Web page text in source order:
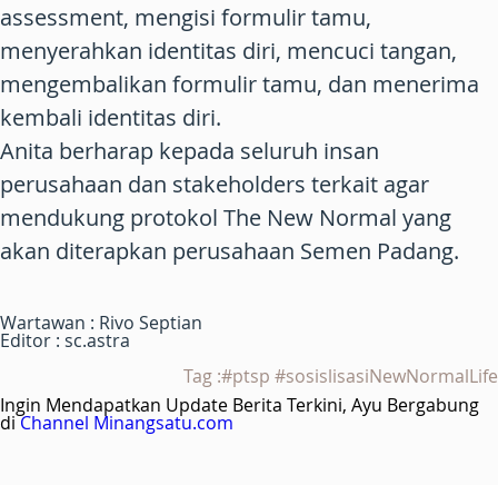
assessment, mengisi formulir tamu,
menyerahkan identitas diri, mencuci tangan,
mengembalikan formulir tamu, dan menerima
kembali identitas diri.
Anita berharap kepada seluruh insan
perusahaan dan stakeholders terkait agar
mendukung protokol The New Normal yang
akan diterapkan perusahaan Semen Padang.
Wartawan : Rivo Septian
Editor : sc.astra
Tag :#ptsp #sosislisasiNewNormalLife
Ingin Mendapatkan Update Berita Terkini, Ayu Bergabung
diChannel Minangsatu.com